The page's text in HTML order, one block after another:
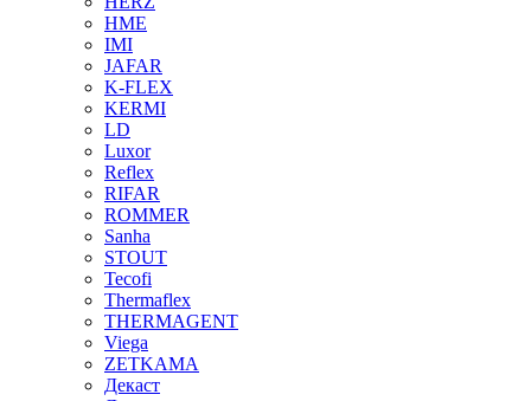
HME
IMI
JAFAR
K-FLEX
KERMI
LD
Luxor
Reflex
RIFAR
ROMMER
Sanha
STOUT
Tecofi
Thermaflex
THERMAGENT
Viega
ZETKAMA
Декаст